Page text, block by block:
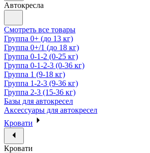
Автокресла
Смотреть все товары
Группа 0+ (до 13 кг)
Группа 0+/1 (до 18 кг)
Группа 0-1-2 (0-25 кг)
Группа 0-1-2-3 (0-36 кг)
Группа 1 (9-18 кг)
Группа 1-2-3 (9-36 кг)
Группа 2-3 (15-36 кг)
Базы для автокресел
Аксессуары для автокресел
Кровати
Кровати